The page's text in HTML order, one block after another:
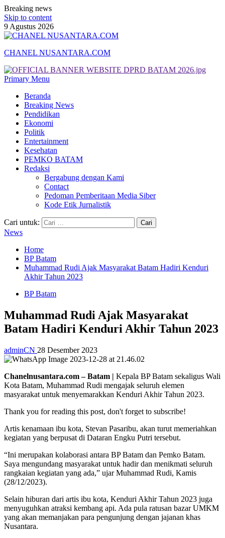
Breaking news
Skip to content
9 Agustus 2026
CHANEL NUSANTARA.COM
Primary Menu
Beranda
Breaking News
Pendidikan
Ekonomi
Politik
Entertainment
Kesehatan
PEMKO BATAM
Redaksi
Bergabung dengan Kami
Contact
Pedoman Pemberitaan Media Siber
Kode Etik Jurnalistik
Cari untuk:
News
Home
BP Batam
Muhammad Rudi Ajak Masyarakat Batam Hadiri Kenduri
Akhir Tahun 2023
BP Batam
Muhammad Rudi Ajak Masyarakat
Batam Hadiri Kenduri Akhir Tahun 2023
adminCN 28 Desember 2023
Chanelnusantara.com – Batam | Kepala BP Batam sekaligus Wali
Kota Batam, Muhammad Rudi mengajak seluruh elemen
masyarakat untuk menyemarakkan Kenduri Akhir Tahun 2023.
Thank you for reading this post, don't forget to subscribe!
Artis kenamaan ibu kota, Stevan Pasaribu, akan turut memeriahkan
kegiatan yang berpusat di Dataran Engku Putri tersebut.
“Ini merupakan kolaborasi antara BP Batam dan Pemko Batam.
Saya mengundang masyarakat untuk hadir dan menikmati seluruh
rangkaian kegiatan yang ada,” ujar Muhammad Rudi, Kamis
(28/12/2023).
Selain hiburan dari artis ibu kota, Kenduri Akhir Tahun 2023 juga
menyuguhkan atraksi kembang api. Ada pula ratusan bazar UMKM
yang akan memanjakan para pengunjung dengan jajanan khas
Nusantara.